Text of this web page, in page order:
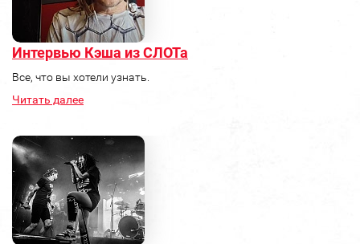
Интервью Кэша из СЛОТа
Все, что вы хотели узнать.
Читать далее